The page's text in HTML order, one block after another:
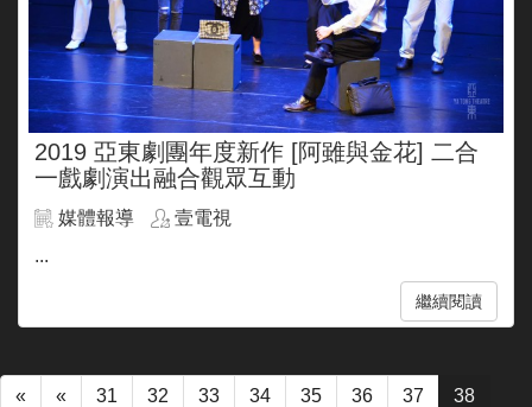
2019 亞東劇團年度新作 [阿雖與金花] 二合
一戲劇演出融合觀眾互動
媒體報導
壹電視
...
繼續閱讀
« « 31 32 33 34 35 36 37 38